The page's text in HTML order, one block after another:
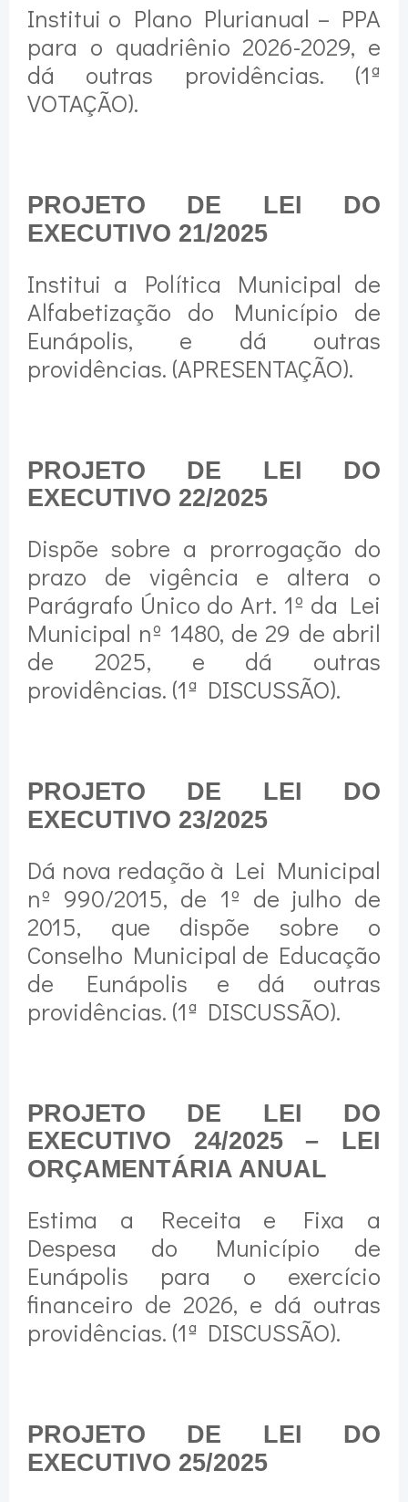
Institui o Plano Plurianual – PPA
para o quadriênio 2026-2029, e
dá outras providências. (1ª
VOTAÇÃO).
PROJETO DE LEI DO
EXECUTIVO 21/2025
Institui a Política Municipal de
Alfabetização do Município de
Eunápolis, e dá outras
providências. (APRESENTAÇÃO).
PROJETO DE LEI DO
EXECUTIVO 22/2025
Dispõe sobre a prorrogação do
prazo de vigência e altera o
Parágrafo Único do Art. 1º da Lei
Municipal nº 1480, de 29 de abril
de 2025, e dá outras
providências. (1ª DISCUSSÃO).
PROJETO DE LEI DO
EXECUTIVO 23/2025
Dá nova redação à Lei Municipal
nº 990/2015, de 1º de julho de
2015, que dispõe sobre o
Conselho Municipal de Educação
de Eunápolis e dá outras
providências. (1ª DISCUSSÃO).
PROJETO DE LEI DO
EXECUTIVO 24/2025 – LEI
ORÇAMENTÁRIA ANUAL
Estima a Receita e Fixa a
Despesa do Município de
Eunápolis para o exercício
financeiro de 2026, e dá outras
providências. (1ª DISCUSSÃO).
PROJETO DE LEI DO
EXECUTIVO 25/2025